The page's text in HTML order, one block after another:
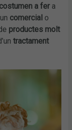
a fera
comercial o
productes molt
tractament